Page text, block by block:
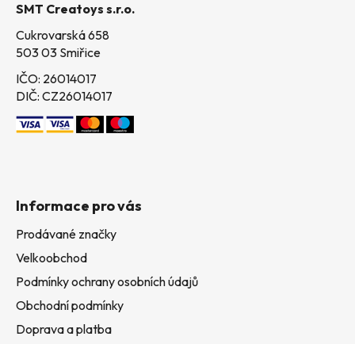
SMT Creatoys s.r.o.
Cukrovarská 658
503 03 Smiřice
IČO: 26014017
DIČ: CZ26014017
Informace pro vás
Prodávané značky
Velkoobchod
Podmínky ochrany osobních údajů
Obchodní podmínky
Doprava a platba